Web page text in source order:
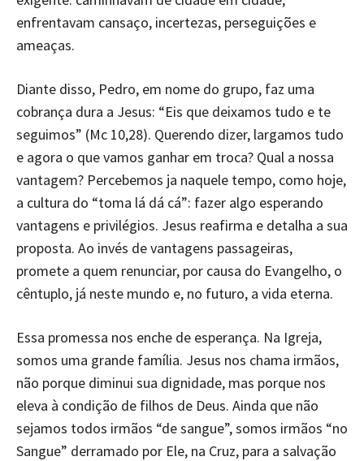
enfrentavam cansaço, incertezas, perseguições e
ameaças.
Diante disso, Pedro, em nome do grupo, faz uma
cobrança dura a Jesus: “Eis que deixamos tudo e te
seguimos” (Mc 10,28). Querendo dizer, largamos tudo
e agora o que vamos ganhar em troca? Qual a nossa
vantagem? Percebemos ja naquele tempo, como hoje,
a cultura do “toma lá dá cá”: fazer algo esperando
vantagens e privilégios. Jesus reafirma e detalha a sua
proposta. Ao invés de vantagens passageiras,
promete a quem renunciar, por causa do Evangelho, o
cêntuplo, já neste mundo e, no futuro, a vida eterna.
Essa promessa nos enche de esperança. Na Igreja,
somos uma grande família. Jesus nos chama irmãos,
não porque diminui sua dignidade, mas porque nos
eleva à condição de filhos de Deus. Ainda que não
sejamos todos irmãos “de sangue”, somos irmãos “no
Sangue” derramado por Ele, na Cruz, para a salvação